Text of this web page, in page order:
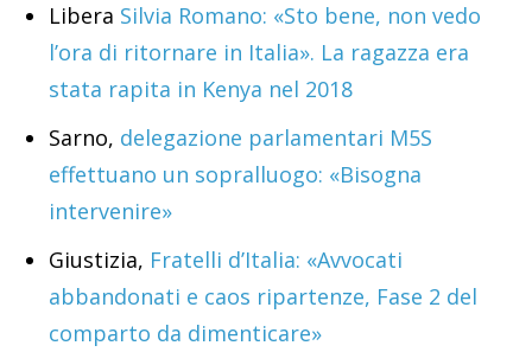
Libera Silvia Romano: «Sto bene, non vedo
l’ora di ritornare in Italia». La ragazza era
stata rapita in Kenya nel 2018
Sarno, delegazione parlamentari M5S
effettuano un sopralluogo: «Bisogna
intervenire»
Giustizia, Fratelli d’Italia: «Avvocati
abbandonati e caos ripartenze, Fase 2 del
comparto da dimenticare»